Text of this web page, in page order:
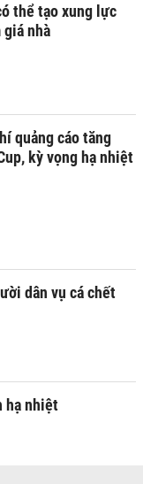
thể tạo xung lực
giá nhà
quảng cáo tăng
kỳ vọng hạ nhiệt
dân vụ cá chết
hạ nhiệt